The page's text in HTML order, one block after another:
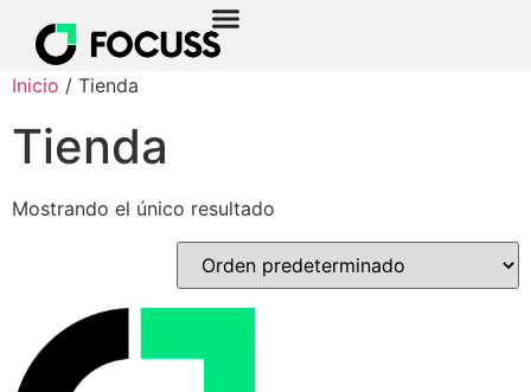
Inicio / Tienda
Tienda
Mostrando el único resultado